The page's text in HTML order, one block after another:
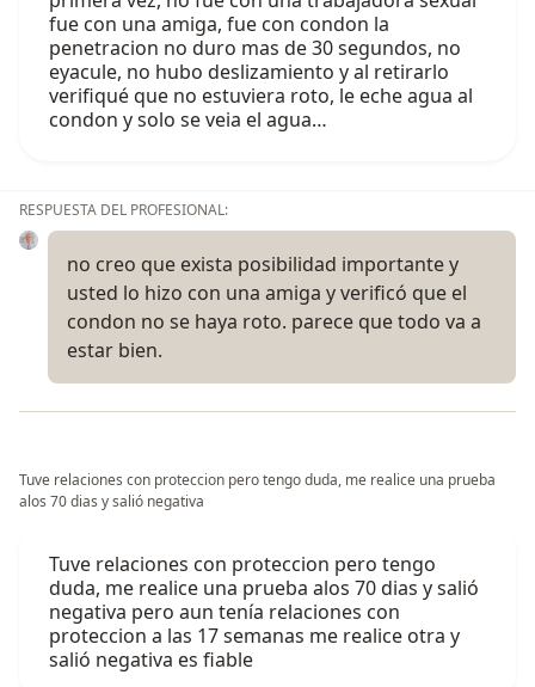
fue con una amiga, fue con condon la
penetracion no duro mas de 30 segundos, no
eyacule, no hubo deslizamiento y al retirarlo
verifiqué que no estuviera roto, le eche agua al
condon y solo se veia el agua…
RESPUESTA DEL PROFESIONAL:
no creo que exista posibilidad importante y
usted lo hizo con una amiga y verificó que el
condon no se haya roto. parece que todo va a
estar bien.
Tuve relaciones con proteccion pero tengo duda, me realice una prueba
alos 70 dias y salió negativa
Tuve relaciones con proteccion pero tengo
duda, me realice una prueba alos 70 dias y salió
negativa pero aun tenía relaciones con
proteccion a las 17 semanas me realice otra y
salió negativa es fiable